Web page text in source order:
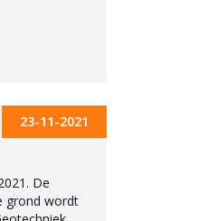
23-11-2021
De
grond wordt